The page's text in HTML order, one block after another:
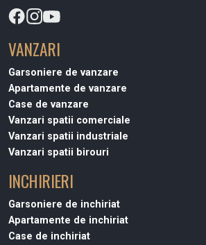
VANZARI
Garsoniere de vanzare
Apartamente de vanzare
Case de vanzare
Vanzari spatii comerciale
Vanzari spatii industriale
Vanzari spatii birouri
INCHIRIERI
Garsoniere de inchiriat
Apartamente de inchiriat
Case de inchiriat